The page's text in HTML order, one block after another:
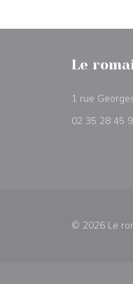
Le
1 rue
02 35 28 45
© 2026 Le